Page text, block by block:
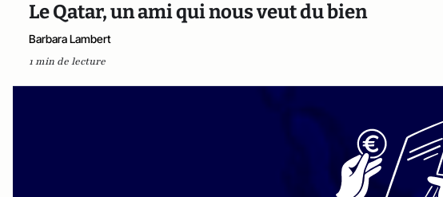
Le Qatar, un ami qui nous veut du bien
Barbara Lambert
1 min de lecture